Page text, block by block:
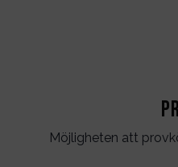
Möjligheten att